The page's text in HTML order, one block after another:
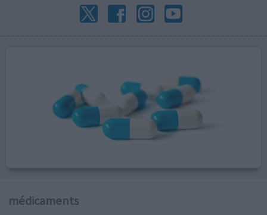
médicaments